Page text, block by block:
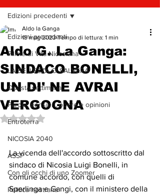
Edizioni precedenti
Pillole di Vita Nicosiana
LA BELLEZZA CI SALVERA'
Questa settimana...
Parole, pensieri, opere e opinioni
Entroterra
NICOSIA 2040
ASSP
Con gli occhi di uno Zoomer
Politica nostrana
Edizioni precedenti
Aldo G. La Ganga:
SINDACO BONELLI,
UN DI' NE AVRAI
VERGOGNA
Aldo la Ganga
19 mag 2023 Tempo di lettura: 1 min
Valutazione NaN stelle su 5.
La vicenda dell'accordo sottoscritto dal
sindaco di Nicosia Luigi Bonelli, in
comune accordo, con quelli di
Sperlinga e Gangi, con il ministero della